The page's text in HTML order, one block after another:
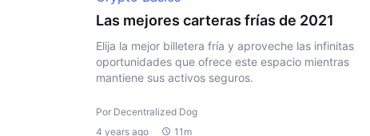
Las mejores carteras frías de 2021
Elija la mejor billetera fría y aproveche las infinitas
oportunidades que ofrece este espacio mientras
mantiene sus activos seguros.
Por Decentralized Dog
4 years ago
11m